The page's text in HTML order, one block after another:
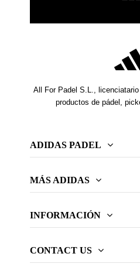
All For Padel S.L.,
productos de pádel,
ADIDAS PADEL
MÁS ADIDAS
INFORMACIÓN
CONTACT US